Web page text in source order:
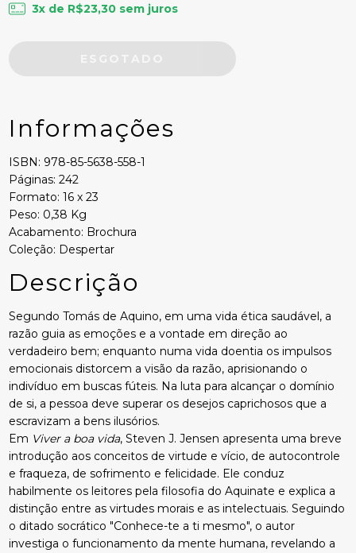
3x de R$23,30 sem juros
Informações
ISBN: 978-85-5638-558-1
Páginas: 242
Formato: 16 x 23
Peso: 0,38 Kg
Acabamento: Brochura
Coleção: Despertar
Descrição
Segundo Tomás de Aquino, em uma vida ética saudável, a
razão guia as emoções e a vontade em direção ao
verdadeiro bem; enquanto numa vida doentia os impulsos
emocionais distorcem a visão da razão, aprisionando o
indivíduo em buscas fúteis. Na luta para alcançar o domínio
de si, a pessoa deve superar os desejos caprichosos que a
escravizam a bens ilusórios.
Em Viver a boa vida, Steven J. Jensen apresenta uma breve
introdução aos conceitos de virtude e vício, de autocontrole
e fraqueza, de sofrimento e felicidade. Ele conduz
habilmente os leitores pela filosofia do Aquinate e explica a
distinção entre as virtudes morais e as intelectuais. Seguindo
o ditado socrático "Conhece-te a ti mesmo", o autor
investiga o funcionamento da mente humana, revelando a